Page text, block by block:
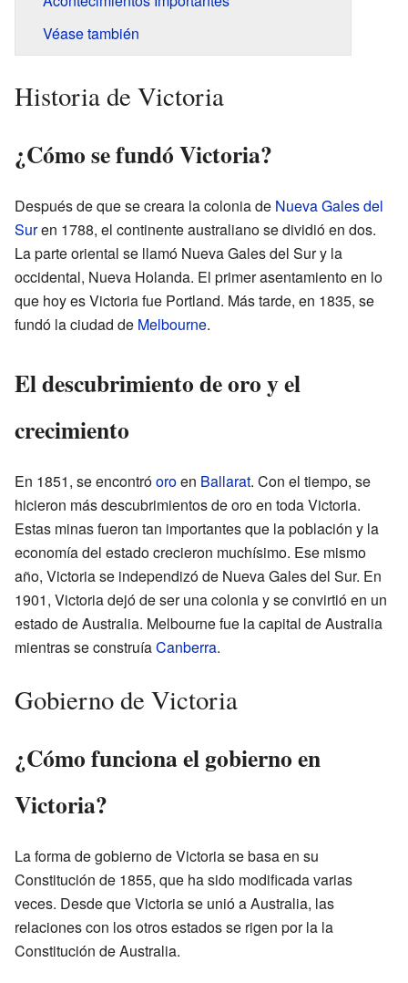
Véase también
Historia de Victoria
¿Cómo se fundó Victoria?
Después de que se creara la colonia de Nueva Gales del
Suren 1788, el continente australiano se dividió en dos.
La parte oriental se llamó Nueva Gales del Sur y la
occidental, Nueva Holanda. El primer asentamiento en lo
que hoy es Victoria fue Portland. Más tarde, en 1835, se
fundó la ciudad de Melbourne.
El descubrimiento de oro y el
crecimiento
En 1851, se encontróoroen Ballarat. Con el tiempo, se
hicieron más descubrimientos de oro en toda Victoria.
Estas minas fueron tan importantes que la población y la
economía del estado crecieron muchísimo. Ese mismo
año, Victoria se independizó de Nueva Gales del Sur. En
1901, Victoria dejó de ser una colonia y se convirtió en un
estado de Australia. Melbourne fue la capital de Australia
mientras se construíaCanberra.
Gobierno de Victoria
¿Cómo funciona el gobierno en
Victoria?
La forma de gobierno de Victoria se basa en su
Constitución de 1855, que ha sido modificada varias
veces. Desde que Victoria se unió a Australia, las
relaciones con los otros estados se rigen por la la
Constitución de Australia.